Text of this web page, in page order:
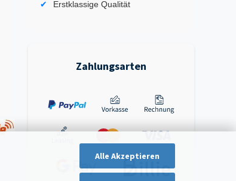
Alle Akzeptieren
Erstklassige Qualität
Zahlungsarten